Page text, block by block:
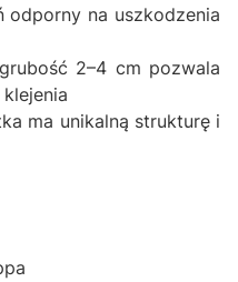
odporny na uszkodzenia
2–4 cm pozwala
ma unikalną strukturę i